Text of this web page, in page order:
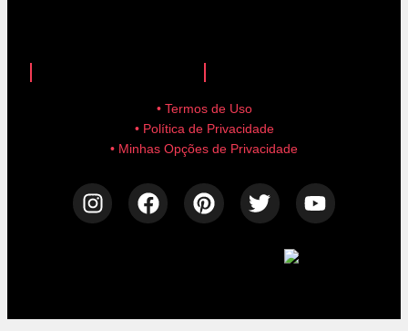
• Termos de Uso
• Política de Privacidade
• Minhas Opções de Privacidade